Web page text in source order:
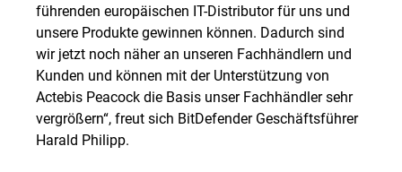
führenden europäischen IT-Distributor für uns und
unsere Produkte gewinnen können. Dadurch sind
wir jetzt noch näher an unseren Fachhändlern und
Kunden und können mit der Unterstützung von
Actebis Peacock die Basis unser Fachhändler sehr
vergrößern“, freut sich BitDefender Geschäftsführer
Harald Philipp.